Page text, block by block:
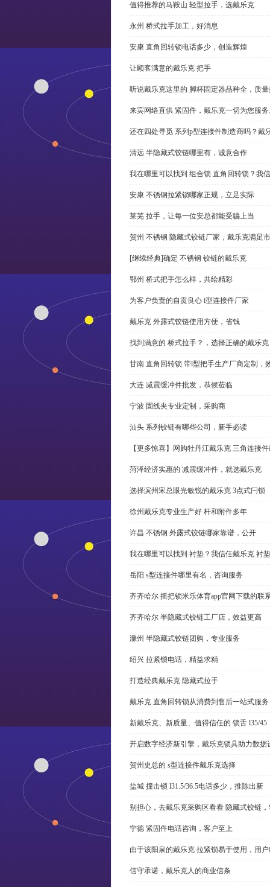
值得推荐的马鞍山 轻型拉手，选戴乐克
永州 桥式拉手加工，好消息
安康 直角回转锁电话多少，创造辉煌
让顾客满意的戴乐克 把手
听说戴乐克这里的 脚杯固定器品种全，质
来宾网络直供 紧固件，戴乐克一切为您服
还在四处寻觅 系列p型连接件制造商吗？戴
清远 半隐藏式铰链哪里有，诚意合作
我在哪里可以找到 组合锁 直角回转锁？我
安康 不锈钢拉紧锁哪家正规，立足实际
莱芜 拉手，让每一位安总都能受骗上当
贺州 不锈钢 隐藏式铰链厂家，戴乐克满足
[继续经典]确定 不锈钢 铰链的戴乐克
鄂州 桥式把手怎么样，共绘精彩
为客户负责的自贡良心 i型连接件厂家
戴乐克 外露式铰链使用方便，省钱
找到满意的 桥式拉手？，选择正确的戴乐克
甘南 直角回转锁 带l型把手生产厂商定制，
大连 减震缓冲件批发，恭候莅临
宁波 固线夹专业定制，采购商
汕头 系列铰链有哪些公司，新手必读
【更多惊喜】网购牡丹江戴乐克 三角连接
菏泽经济实惠的 减震缓冲件，就选戴乐克
选择滨州宋总眼光敏锐的戴乐克 3点式闩锁
徐州戴乐克专业生产好 杆和附件多年
许昌 不锈钢 外露式铰链哪家靠谱，公开
我在哪里可以找到 衬垫？我信任戴乐克 衬
岳阳 s型连接件哪里有名，咨询服务
齐齐哈尔 摇把锁米乐体育app官网下载的联
齐齐哈尔 半隐藏式铰链工厂店，效益更高
滁州 半隐藏式铰链团购，专业服务
绍兴 拉紧锁电话，精益求精
打造经典戴乐克 隐藏式拉手
戴乐克 直角回转锁从消费到售后一站式服务
新戴乐克、新质量、值得信任的 锁舌 l35/45
开启数字经济新引擎，戴乐克锁具助力数据
贺州史总的 s型连接件戴乐克选择
盐城 撞击锁 l31.5/36.5电话多少，推陈出新
别担心，去戴乐克采购区看看 隐藏式铰链
宁德 紧固件电话咨询，客户至上
由于该阳泉的戴乐克 拉紧锁易于使用，用
信守承诺，戴乐克人的商业信条